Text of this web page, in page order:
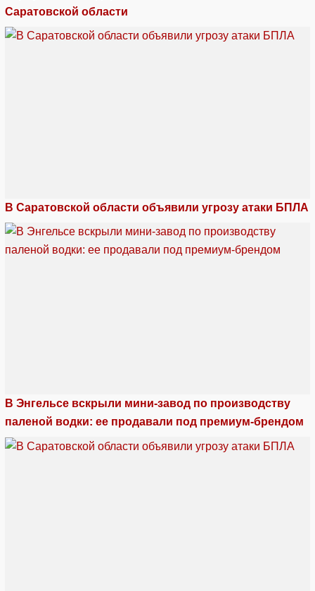
Саратовской области
В Саратовской области объявили угрозу атаки БПЛА
В Энгельсе вскрыли мини-завод по производству
паленой водки: ее продавали под премиум-брендом